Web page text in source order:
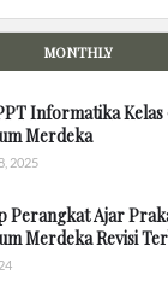
MONTHLY
Informatika
Merdeka
2025
Perangkat Ajar
Merdeka Revisi